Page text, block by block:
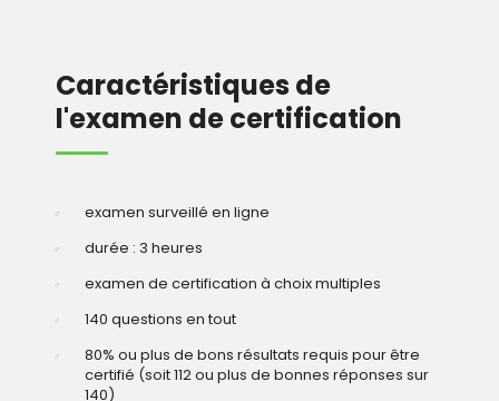
Caractéristiques de
l'examen de certification
examen surveillé en ligne
durée : 3 heures
examen de certification à choix multiples
140 questions en tout
80% ou plus de bons résultats requis pour être
certifié (soit 112 ou plus de bonnes réponses sur
140)